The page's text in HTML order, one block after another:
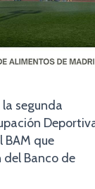
segunda
BAM que
Banco de